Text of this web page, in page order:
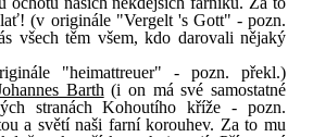
(v originále "Vergelt 's Gott" - pozn.
všech těm všem, kdo darovali nějaký
"heimattreuer" - pozn. překl.)
Barth (i on má své samostatné
stranách Kohoutího kříže - pozn.
a světí naši farní korouhev. Za to mu